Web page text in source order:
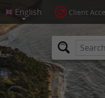
Client